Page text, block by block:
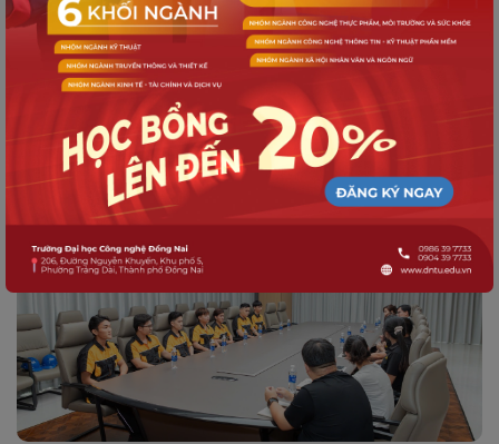
HOẠT ĐỘNG DNTU
Giảng viên và Sinh viên DNTU tiếp cận
chuẩn đào tạo Y khoa quốc tế tại
Philippines